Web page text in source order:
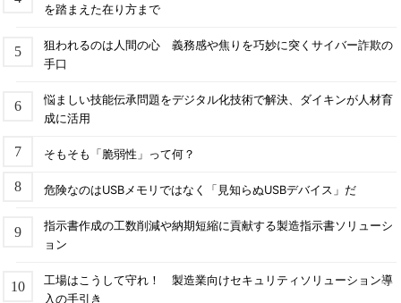
を踏まえた在り方まで
狙われるのは人間の心 義務感や焦りを巧妙に突くサイバー詐欺の
手口
悩ましい技能伝承問題をデジタル化技術で解決、ダイキンが人材育
成に活用
そもそも「脆弱性」って何？
危険なのはUSBメモリではなく「見知らぬUSBデバイス」だ
指示書作成の工数削減や納期短縮に貢献する製造指示書ソリューシ
ョン
工場はこうして守れ！ 製造業向けセキュリティソリューション導
入の手引き